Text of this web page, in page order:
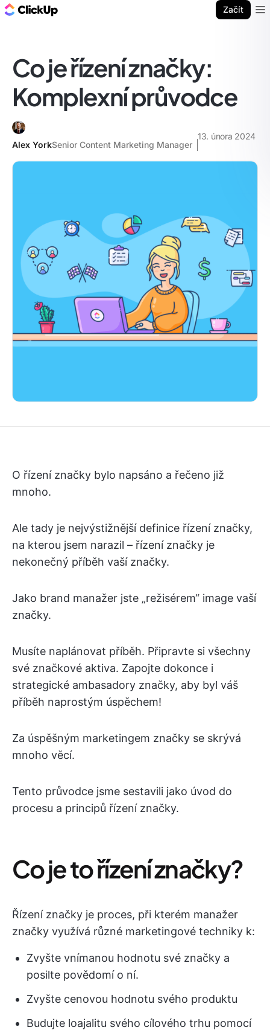
Začít
Co je řízení značky:
Komplexní průvodce
Alex YorkSenior Content Marketing Manager
13. února 2024
O řízení značky bylo napsáno a řečeno již
mnoho.
Ale tady je nejvýstižnější definice řízení značky,
na kterou jsem narazil – řízení značky je
nekonečný příběh vaší značky.
Jako brand manažer jste „režisérem“ image vaší
značky.
Musíte naplánovat příběh. Připravte si všechny
své značkové aktiva. Zapojte dokonce i
strategické ambasadory značky, aby byl váš
příběh naprostým úspěchem!
Za úspěšným marketingem značky se skrývá
mnoho věcí.
Tento průvodce jsme sestavili jako úvod do
procesu a principů řízení značky.
Co je to řízení značky?
Řízení značky je proces, při kterém manažer
značky využívá různé marketingové techniky k:
Zvyšte vnímanou hodnotu své značky a
posilte povědomí o ní.
Zvyšte cenovou hodnotu svého produktu
Budujte loajalitu svého cílového trhu pomocí